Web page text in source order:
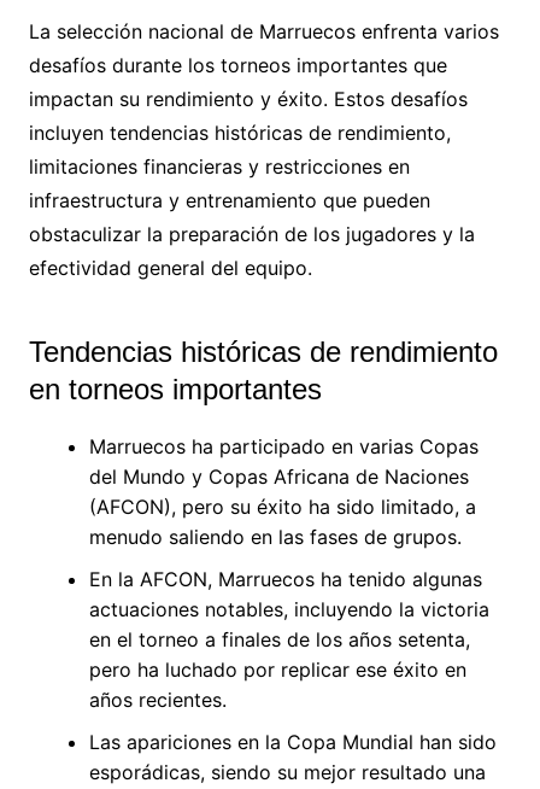
La selección nacional de Marruecos enfrenta varios
desafíos durante los torneos importantes que
impactan su rendimiento y éxito. Estos desafíos
incluyen tendencias históricas de rendimiento,
limitaciones financieras y restricciones en
infraestructura y entrenamiento que pueden
obstaculizar la preparación de los jugadores y la
efectividad general del equipo.
Tendencias históricas de rendimiento
en torneos importantes
Marruecos ha participado en varias Copas
del Mundo y Copas Africana de Naciones
(AFCON), pero su éxito ha sido limitado, a
menudo saliendo en las fases de grupos.
En la AFCON, Marruecos ha tenido algunas
actuaciones notables, incluyendo la victoria
en el torneo a finales de los años setenta,
pero ha luchado por replicar ese éxito en
años recientes.
Las apariciones en la Copa Mundial han sido
esporádicas, siendo su mejor resultado una